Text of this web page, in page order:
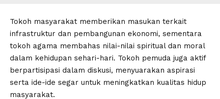
Tokoh masyarakat memberikan masukan terkait
infrastruktur dan pembangunan ekonomi, sementara
tokoh agama membahas nilai-nilai spiritual dan moral
dalam kehidupan sehari-hari. Tokoh pemuda juga aktif
berpartisipasi dalam diskusi, menyuarakan aspirasi
serta ide-ide segar untuk meningkatkan kualitas hidup
masyarakat.